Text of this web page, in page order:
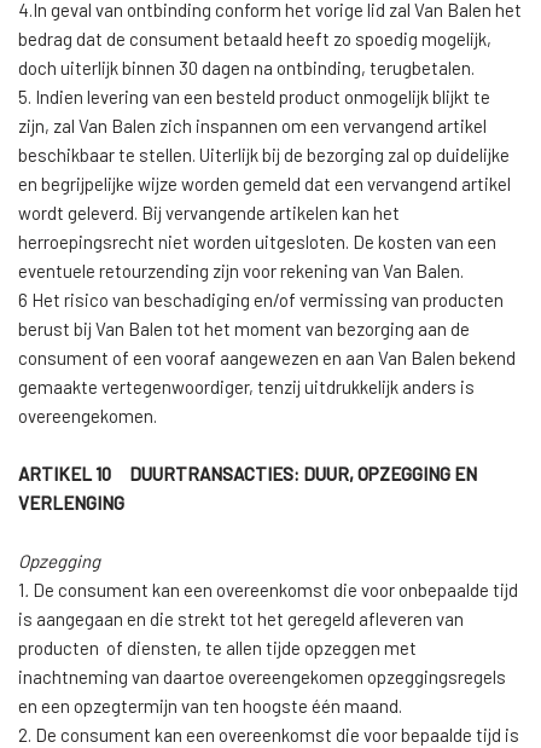
4.In geval van ontbinding conform het vorige lid zal Van Balen het
bedrag dat de consument betaald heeft zo spoedig mogelijk,
doch uiterlijk binnen 30 dagen na ontbinding, terugbetalen.
5. Indien levering van een besteld product onmogelijk blijkt te
zijn, zal Van Balen zich inspannen om een vervangend artikel
beschikbaar te stellen. Uiterlijk bij de bezorging zal op duidelijke
en begrijpelijke wijze worden gemeld dat een vervangend artikel
wordt geleverd. Bij vervangende artikelen kan het
herroepingsrecht niet worden uitgesloten. De kosten van een
eventuele retourzending zijn voor rekening van Van Balen.
6 Het risico van beschadiging en/of vermissing van producten
berust bij Van Balen tot het moment van bezorging aan de
consument of een vooraf aangewezen en aan Van Balen bekend
gemaakte vertegenwoordiger, tenzij uitdrukkelijk anders is
overeengekomen.
ARTIKEL 10 DUURTRANSACTIES: DUUR, OPZEGGING EN
VERLENGING
Opzegging
1. De consument kan een overeenkomst die voor onbepaalde tijd
is aangegaan en die strekt tot het geregeld afleveren van
producten of diensten, te allen tijde opzeggen met
inachtneming van daartoe overeengekomen opzeggingsregels
en een opzegtermijn van ten hoogste één maand.
2. De consument kan een overeenkomst die voor bepaalde tijd is